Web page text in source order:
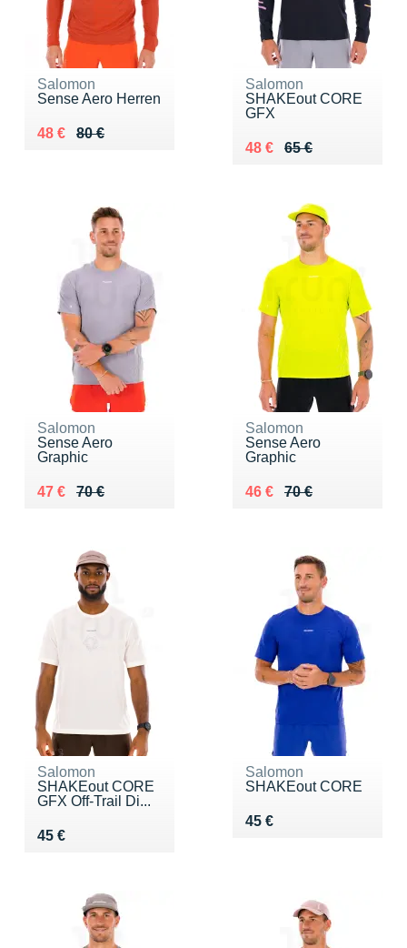
Salomon
Sense Aero Herren
80 €
Au lieu de 80 €
48 €
Vendu 48 €
Salomon
SHAKEout CORE
GFX
65 €
Au lieu de 65 €
48 €
Vendu 48 €
Salomon
Sense Aero
Graphic
70 €
Au lieu de 70 €
47 €
Vendu 47 €
Salomon
Sense Aero
Graphic
70 €
Au lieu de 70 €
46 €
Vendu 46 €
Salomon
SHAKEout CORE
GFX Off-Trail Di...
45 €
Vendu 45 €
Salomon
SHAKEout CORE
45 €
Vendu 45 €